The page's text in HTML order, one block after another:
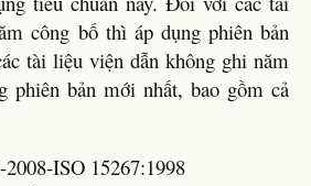
công bố thì áp dụng phiên bản
tài liệu viện dẫn không ghi năm
phiên bản mới nhất, bao gồm cả
ISO 15267:1998